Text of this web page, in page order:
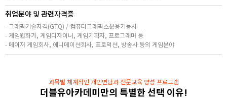
취업분야 및 관련자격증
- 그래픽기술자격(GTQ) / 컴퓨터그래픽스운용기능사
- 게임원화가, 게임디자이너, 게임기획자, 프로그래머 등
- 메이저 게임회사, 애니메이션회사, 프로덕션, 방송사 등의 게임분야
과목별 체계적인 개인면담과 전문교육 양성 프로그램
더블유아카데미만의 특별한 선택 이유!